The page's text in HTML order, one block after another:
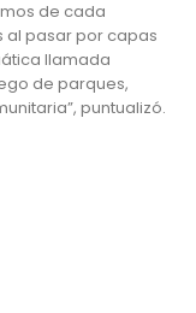
de cada
al pasar por capas
llamada
de parques,
puntualizó.